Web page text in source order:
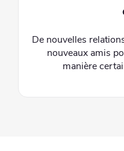
De nouvelles
nouveaux amis
manière